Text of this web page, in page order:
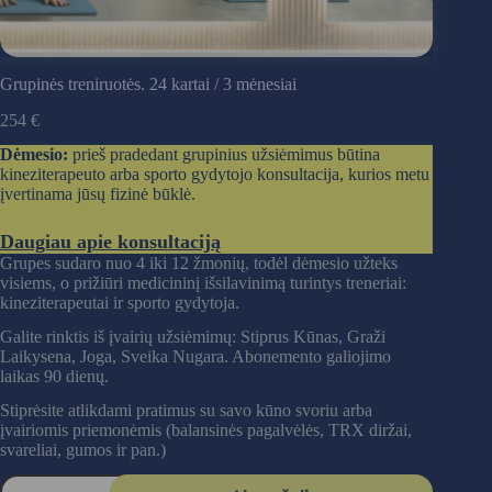
Grupinės treniruotės. 24 kartai / 3 mėnesiai
254 €
Dėmesio: prieš pradedant grupinius užsiėmimus būtina
kineziterapeuto arba sporto gydytojo konsultacija, kurios metu
įvertinama jūsų fizinė būklė.
Daugiau apie konsultaciją
Grupes sudaro nuo 4 iki 12 žmonių, todėl dėmesio užteks
visiems, o prižiūri medicininį išsilavinimą turintys treneriai:
kineziterapeutai ir sporto gydytoja.
Galite rinktis iš įvairių užsiėmimų: Stiprus Kūnas, Graži
Laikysena, Joga, Sveika Nugara. Abonemento galiojimo
laikas 90 dienų.
Stiprėsite atlikdami pratimus su savo kūno svoriu arba
įvairiomis priemonėmis (balansinės pagalvėlės, TRX diržai,
svareliai, gumos ir pan.)
produkto